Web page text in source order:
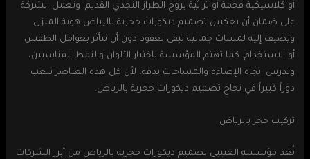
أو كلاسيكية فخمة أو تراثية بروح الطراز النجدي القديم. وتعمل الشركة
على ضمان أن يعكس تصميم ديكورات حجرية بالرياض هوية المنزل
ويضيف إليه لمسات جمالية تبقى لعقود دون أن تتأثر بعوامل الطقس
أو الاستخدام. كما تهتم المؤسسة باختيار الألوان والنمط المناسبين،
وتدرس اتجاه الإضاءة والمساحات بدقة، لأن كل هذه العناصر تلعب
دوراً كبيراً في نجاح تصميم ديكورات حجرية بالرياض.
تركيب حجر بالرياض
تُعد مؤسسة العتيبي تصميم ديكورات حجرية بالرياض من أبرز الشركات